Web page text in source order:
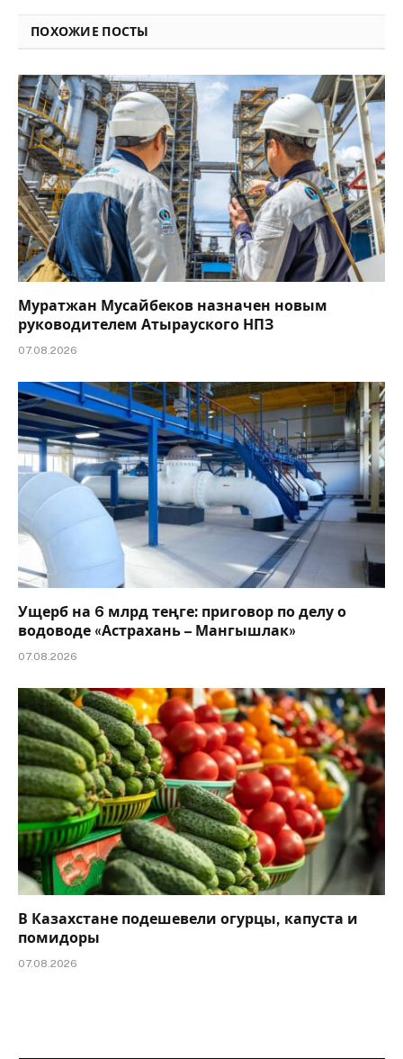
ПОХОЖИЕ ПОСТЫ
Муратжан Мусайбеков назначен новым
руководителем Атырауского НПЗ
07.08.2026
Ущерб на 6 млрд теңге: приговор по делу о
водоводе «Астрахань – Мангышлак»
07.08.2026
В Казахстане подешевели огурцы, капуста и
помидоры
07.08.2026